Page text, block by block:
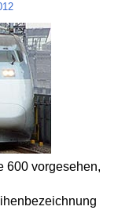
600 vorgesehen,